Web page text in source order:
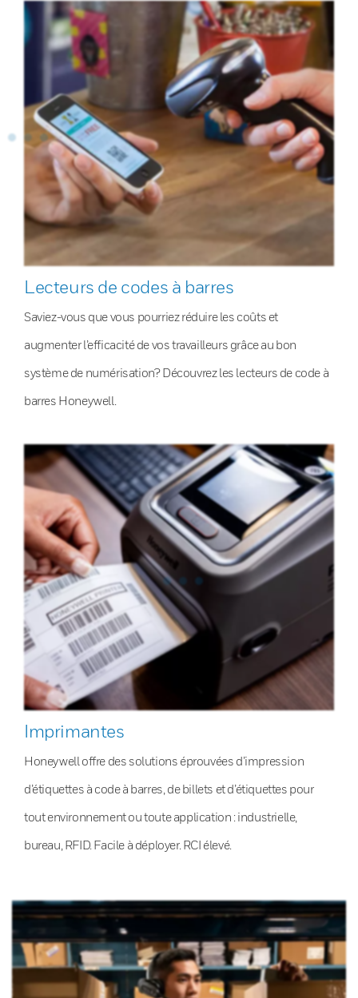
Lecteurs de codes à barres
Saviez-vous que vous pourriez réduire les coûts et
augmenter l’efficacité de vos travailleurs grâce au bon
système de numérisation? Découvrez les lecteurs de code à
barres Honeywell.
Imprimantes
Honeywell offre des solutions éprouvées d’impression
d’étiquettes à code à barres, de billets et d’étiquettes pour
tout environnement ou toute application : industrielle,
bureau, RFID. Facile à déployer. RCI élevé.